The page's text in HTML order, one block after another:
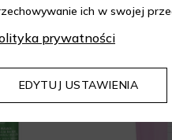
ich w swojej
prywatności
EDYTUJ USTAWIENIA